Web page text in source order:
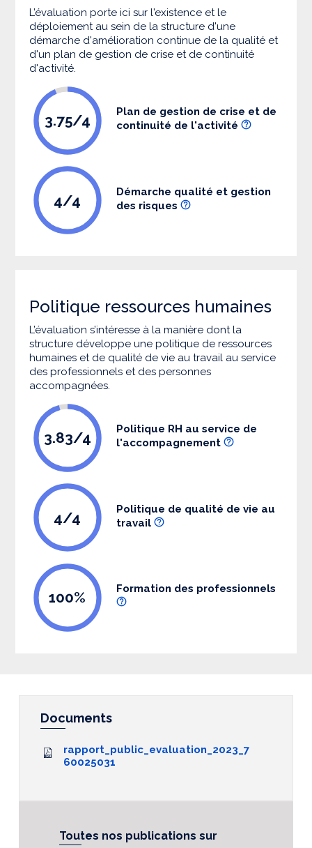
L’évaluation porte ici sur l'existence et le
déploiement au sein de la structure d'une
démarche d'amélioration continue de la qualité et
d'un plan de gestion de crise et de continuité
d'activité.
3.75/4
Plan de gestion de crise et de
continuité de l'activité
4/4
Démarche qualité et gestion
des risques
Politique ressources humaines
L’évaluation s’intéresse à la manière dont la
structure développe une politique de ressources
humaines et de qualité de vie au travail au service
des professionnels et des personnes
accompagnées.
3.83/4
Politique RH au service de
l'accompagnement
4/4
Politique de qualité de vie au
travail
100% Formation des professionnels
Documents
rapport_public_evaluation_2023_7
60025031
Toutes nos publications sur